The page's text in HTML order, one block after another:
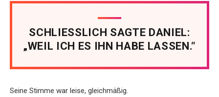
SCHLIESSLICH SAGTE DANIEL:
„WEIL ICH ES IHN HABE LASSEN.“
Seine Stimme war leise, gleichmäßig.